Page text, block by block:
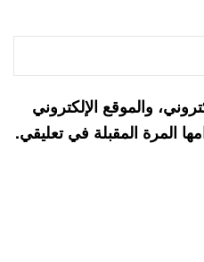
والموقع الإلكتروني
المرة المقبلة في تعليقي.